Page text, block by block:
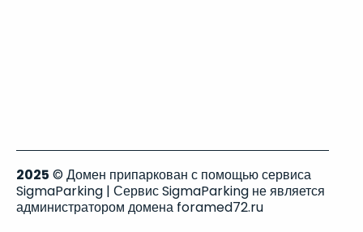
2025 © Домен припаркован с помощью сервиса
SigmaParking | Сервис SigmaParking не является
администратором домена foramed72.ru